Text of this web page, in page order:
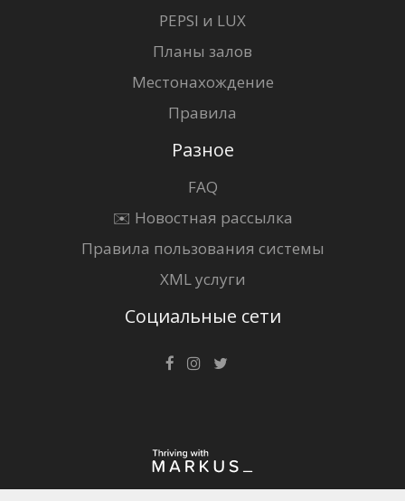
PEPSI и LUX
Планы залов
Местонахождение
Правила
Разное
FAQ
✉️ Новостная рассылка
Правила пользования системы
XML услуги
Социальные сети